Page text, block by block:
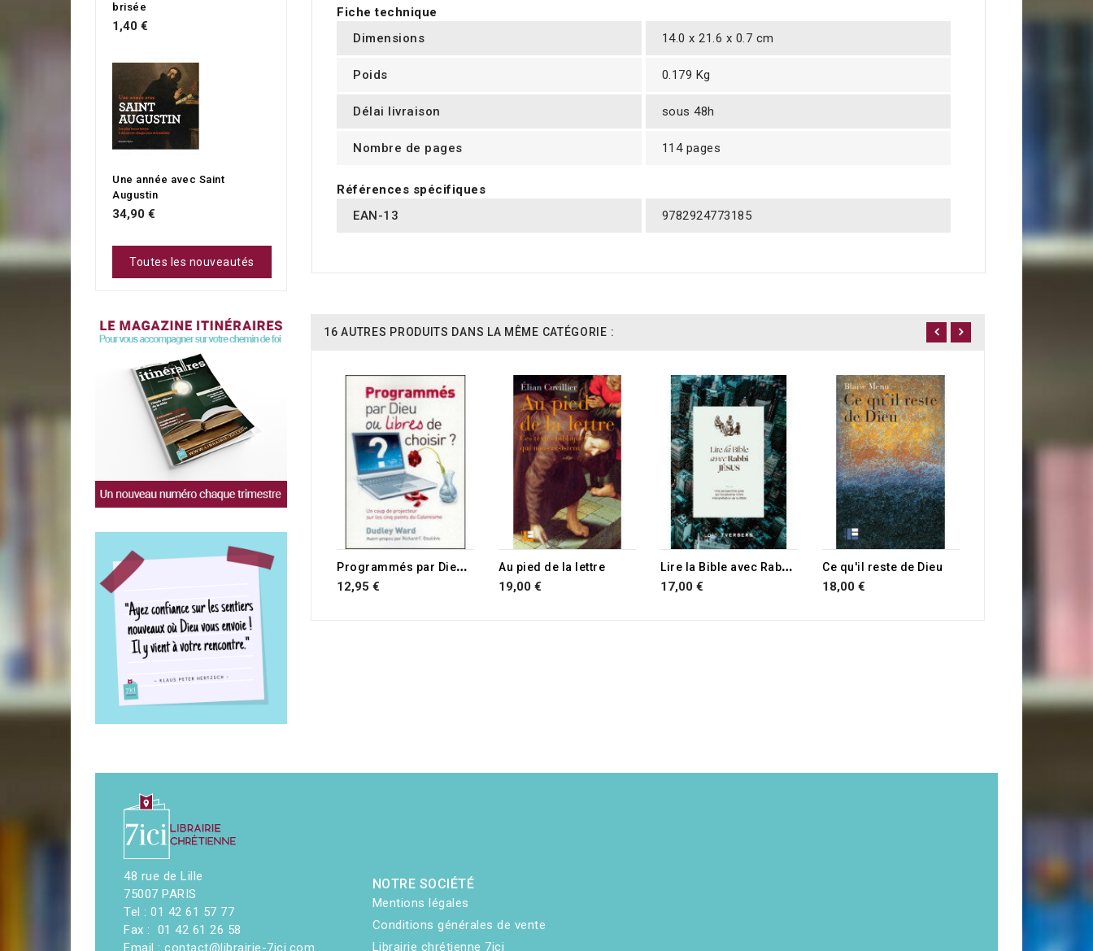
Fiche technique
Dimensions
14.0 x 21.6 x 0.7 cm
Poids 0.179 Kg
Délai livraison sous 48h
Nombre de pages 114 pages
Références spécifiques
EAN-13
9782924773185
16 AUTRES PRODUITS DANS LA MÊME CATÉGORIE :
RUPTURE DE STOCK P
rogrammés par Dieu ou libres de choisir ?
12,95 €
RUPTURE DE STOCK
Au pied de la lettre
19,00 €
L
ire la Bible avec Rabbi Jésus
17,00 €
Ce qu'il reste de Dieu
18,00 €
brisée
1,40 €
Une année avec Saint
Augustin
34,90 €
Toutes les nouveautés
48 rue de Lille
75007 PARIS
Tel : 01 42 61 57 77
Fax : 01 42 61 26 58
Email : contact@librairie-7ici.com
NOTRE SOCIÉTÉ
Mentions légales
Conditions générales de vente
Librairie chrétienne 7ici